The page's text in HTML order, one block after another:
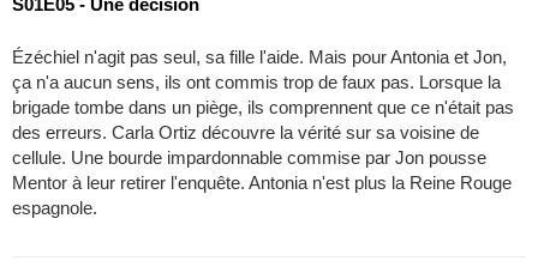
Ézéchiel n'agit pas seul, sa fille l'aide. Mais pour Antonia et Jon,
ça n'a aucun sens, ils ont commis trop de faux pas. Lorsque la
brigade tombe dans un piège, ils comprennent que ce n'était pas
des erreurs. Carla Ortiz découvre la vérité sur sa voisine de
cellule. Une bourde impardonnable commise par Jon pousse
Mentor à leur retirer l'enquête. Antonia n'est plus la Reine Rouge
espagnole.